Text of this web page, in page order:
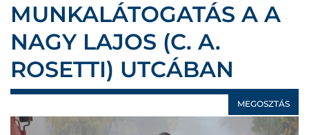
MUNKALÁTOGATÁS A A
NAGY LAJOS (C. A.
ROSETTI) UTCÁBAN
MEGOSZTÁS